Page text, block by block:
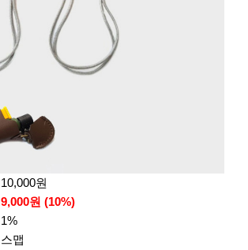
10,000원
9,000원 (10%)
1%
스맵